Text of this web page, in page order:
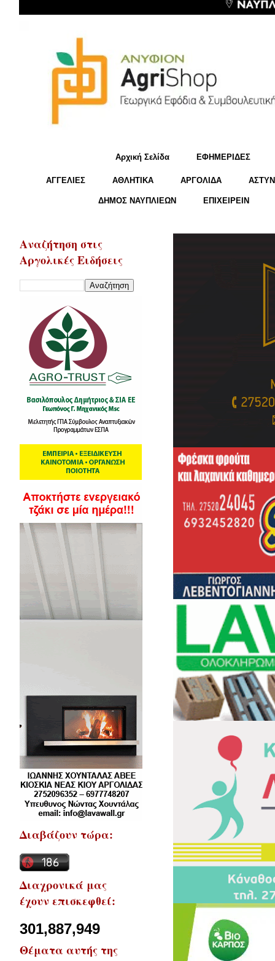
Αρχική Σελίδα ΕΦΗΜΕΡΙΔΕΣ
ΑΓΓΕΛΙΕΣ ΑΘΛΗΤΙΚΑ ΑΡΓΟΛΙΔΑ
ΔΗΜΟΣ ΝΑΥΠΛΙΕΩΝ ΕΠΙΧΕΙΡΕΙΝ
Αναζήτηση στις
Αργολικές Ειδήσεις
Διαβάζουν τώρα:
Διαχρονικά μας
έχουν επισκεφθεί:
301,887,949
Θέματα αυτής της